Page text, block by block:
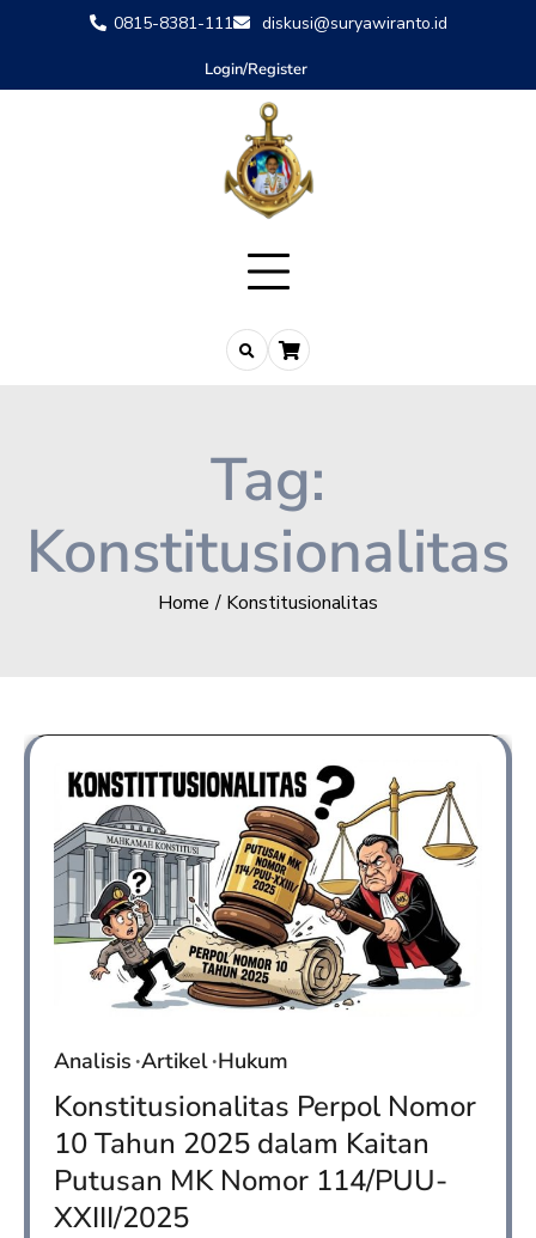
0815-8381-111 diskusi@suryawiranto.id
Login/Register
Tag:
Konstitusionalitas
Home Konstitusionalitas
Analisis Artikel Hukum
Konstitusionalitas Perpol Nomor
10 Tahun 2025 dalam Kaitan
Putusan MK Nomor 114/PUU-
XXIII/2025